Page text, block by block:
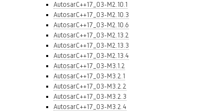
AutosarC++17_03-M2.10.1
AutosarC++17_03-M2.10.3
AutosarC++17_03-M2.10.6
AutosarC++17_03-M2.13.2
AutosarC++17_03-M2.13.3
AutosarC++17_03-M2.13.4
AutosarC++17_03-M3.1.2
AutosarC++17_03-M3.2.1
AutosarC++17_03-M3.2.2
AutosarC++17_03-M3.2.3
AutosarC++17_03-M3.2.4